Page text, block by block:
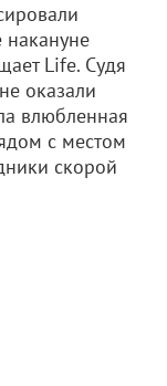
накануне
Life. Судя
оказали
влюбленная
с местом
скорой